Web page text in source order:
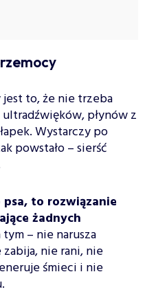
to, że nie trzeba
płynów z
Wystarczy po
powstało – sierść
to rozwiązanie
żadnych
tym – nie narusza
nie rani, nie
śmieci i nie